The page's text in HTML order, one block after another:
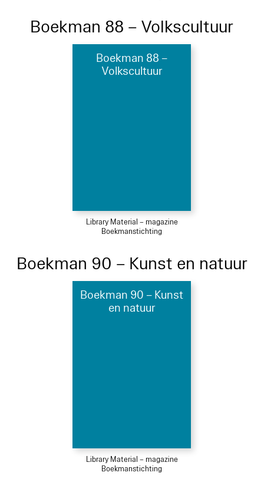
Boekman 88 – Volkscultuur
Boekman 88 –
Volkscultuur
Library Material – magazine
Boekmanstichting
Boekman 90 – Kunst en natuur
Boekman 90 – Kunst
en natuur
Library Material – magazine
Boekmanstichting